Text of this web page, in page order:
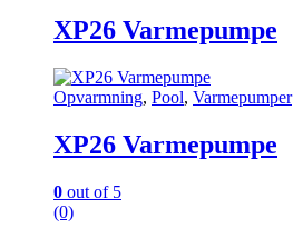
har
flere
Mulighederne
kan
på
varesiden
XP26 Varmepumpe
Opvarmning, Pool, Varmepumper
XP26 Varmepumpe
0 out of 5
(0)